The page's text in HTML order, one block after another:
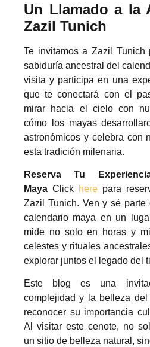
Un Llamado a la
Zazil Tunich
Te invitamos a Zazil Tunich
sabiduría ancestral del
visita y participa en una
que te conectará con el
mirar hacia el cielo con
cómo los mayas
astronómicos y celebra con
esta tradición milenaria.
Reserva Tu
Maya Click here para
Zazil Tunich. Ven y sé parte
calendario maya en un
mide no solo en horas y
celestes y rituales
explorar juntos el legado del
Este blog es una
complejidad y la belleza
reconocer su importancia
Al visitar este cenote, no
un sitio de belleza natural,